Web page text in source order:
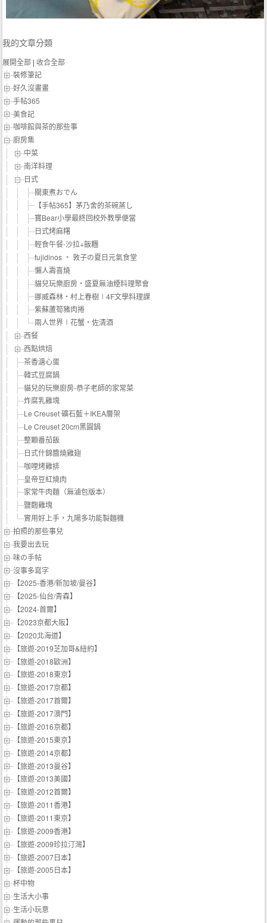
我的文章分類
展開全部 | 收合全部
裝修筆記
好久沒畫畫
手帖365
美食記
咖啡館與茶的那些事
廚房集
中菜
南洋料理
日式
關東煮おでん
【手帖365】茅乃舍的茶碗蒸し
寶Bear小學最終回校外教學便當
日式烤麻糬
輕食午餐-沙拉+飯糰
fujidinos ‧ 敦子の夏日元氣食堂
懶人壽喜燒
貓兒玩樂廚房‧盛夏無油煙料理聚會
挪威森林‧村上春樹∣4F文學料理課
紫蘇蘆筍豬肉捲
兩人世界∣花蟹‧佐清酒
西餐
西點烘焙
茶香溏心蛋
韓式豆腐鍋
貓兒的玩樂廚房-恭子老師的家常菜
炸腐乳雞塊
Le Creuset 礦石藍＋IKEA層架
Le Creuset 20cm黑圓鍋
整顆番茄飯
日式什錦醬燒雞翅
咖哩烤雞排
皇帝豆紅燒肉
家常牛肉麵（無滷包版本）
鹽麴雞塊
實用好上手，九陽多功能製麵機
拍照的那些事兒
我要出去玩
味の手帖‬
沒事多寫字
【2025-香港/新加坡/曼谷】
【2025-仙台/青森】
【2024-首爾】
【2023京都大阪】
【2020北海道】
【旅遊-2019芝加哥&紐約】
【旅遊-2018歐洲】
【旅遊-2018東京】
【旅遊-2017京都】
【旅遊-2017首爾】
【旅遊-2017澳門】
【旅遊-2016京都】
【旅遊-2015東京】
【旅遊-2014京都】
【旅遊-2013曼谷】
【旅遊-2013美國】
【旅遊-2012首爾】
【旅遊-2011香港】
【旅遊-2011東京】
【旅遊-2009香港】
【旅遊-2009珍拉汀灣】
【旅遊-2007日本】
【旅遊-2005日本】
杯中物
生活大小事
生活小玩意